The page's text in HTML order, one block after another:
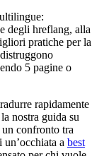
degli hreflang, alla
pratiche per la
5 pagine o
rapidamente
nostra guida su
confronto tra
a best